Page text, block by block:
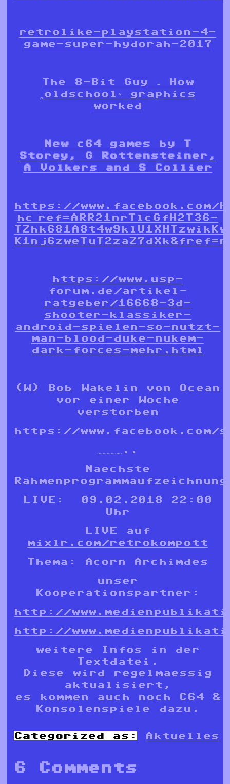
retrolike-playstation-4-
game-super-hydorah-2017
The 8-Bit Guy – How
„oldschool“ graphics
worked
New c64 games by T
Storey, G Rottensteiner,
A Volkers and S Collier
https://www.facebook.com/
hc_ref=ARR21nrTlcGfH2T36-
https://www.usp-
forum.de/artikel-
ratgeber/16668-3d-
shooter-klassiker-
android-spielen-so-nutzt-
man-blood-duke-nukem-
dark-forces-mehr.html
(W) Bob Wakelin von Ocean
vor einer Woche
verstorben
https://www.facebook.com/
………………..
Naechste
LIVE: 09.02.2018 22:00
Uhr
LIVE auf
mixlr.com/retrokompott
Thema: Acorn Archimdes
unser
Kooperationspartner:
http://
http://
weitere Infos in der
Textdatei.
Diese wird regelmaessig
aktualisiert,
es kommen auch noch C64 &
Konsolenspiele dazu.
Categorized as: Aktuelles
6 Comments